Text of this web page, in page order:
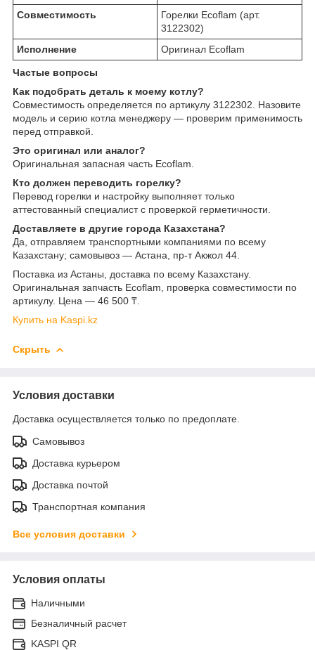
Совместимость
Горелки Ecoflam (арт.
3122302)
Исполнение
Оригинал Ecoflam
Частые вопросы
Как подобрать деталь к моему котлу?
Совместимость определяется по артикулу 3122302. Назовите
модель и серию котла менеджеру — проверим применимость
перед отправкой.
Это оригинал или аналог?
Оригинальная запасная часть Ecoflam.
Кто должен переводить горелку?
Перевод горелки и настройку выполняет только
аттестованный специалист с проверкой герметичности.
Доставляете в другие города Казахстана?
Да, отправляем транспортными компаниями по всему
Казахстану; самовывоз — Астана, пр-т Акжол 44.
Поставка из Астаны, доставка по всему Казахстану.
Оригинальная запчасть Ecoflam, проверка совместимости по
артикулу. Цена — 46 500 ₸.
Купить на Kaspi.kz
Скрыть
Условия доставки
Доставка осуществляется только по предоплате.
Самовывоз
Доставка курьером
Доставка почтой
Транспортная компания
Все условия доставки
Условия оплаты
Наличными
Безналичный расчет
KASPI QR